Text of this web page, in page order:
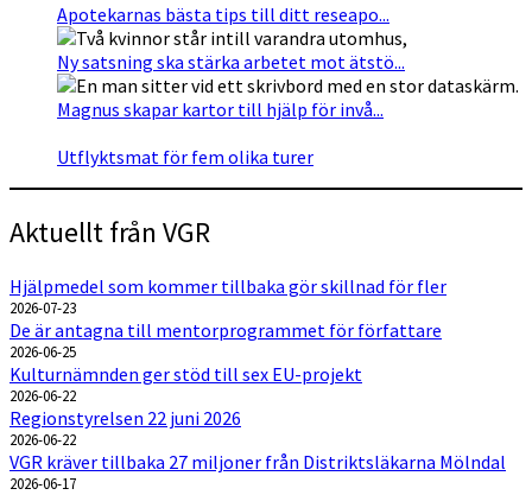
Apotekarnas bästa tips till ditt reseapo...
Ny satsning ska stärka arbetet mot ätstö...
Magnus skapar kartor till hjälp för invå...
Utflyktsmat för fem olika turer
Aktuellt från VGR
Hjälpmedel som kommer tillbaka gör skillnad för fler
2026-07-23
De är antagna till mentorprogrammet för författare
2026-06-25
Kulturnämnden ger stöd till sex EU-projekt
2026-06-22
Regionstyrelsen 22 juni 2026
2026-06-22
VGR kräver tillbaka 27 miljoner från Distriktsläkarna Mölndal
2026-06-17